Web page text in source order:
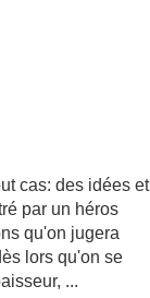
cas: des idées et
par un héros
qu'on jugera
lors qu'on se
...